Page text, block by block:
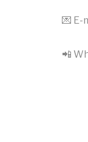
💌
📲